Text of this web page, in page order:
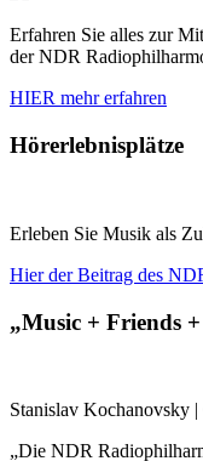
Erfahren Sie alles zur
der NDR
HIER mehr erfahren
Hörerlebnisplätze
Erleben Sie Musik als
Hier der Beitrag des
„Music + Friends
Stanislav Kochanovsky
„Die NDR